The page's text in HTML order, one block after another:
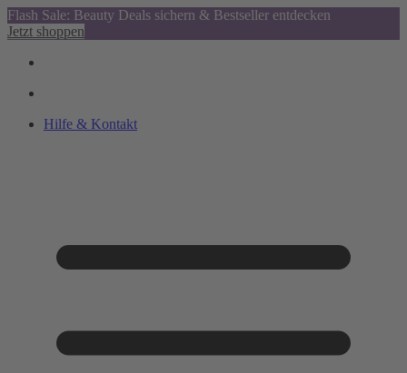
Flash Sale: Beauty Deals sichern & Bestseller entdecken
Jetzt shoppen
Hilfe & Kontakt